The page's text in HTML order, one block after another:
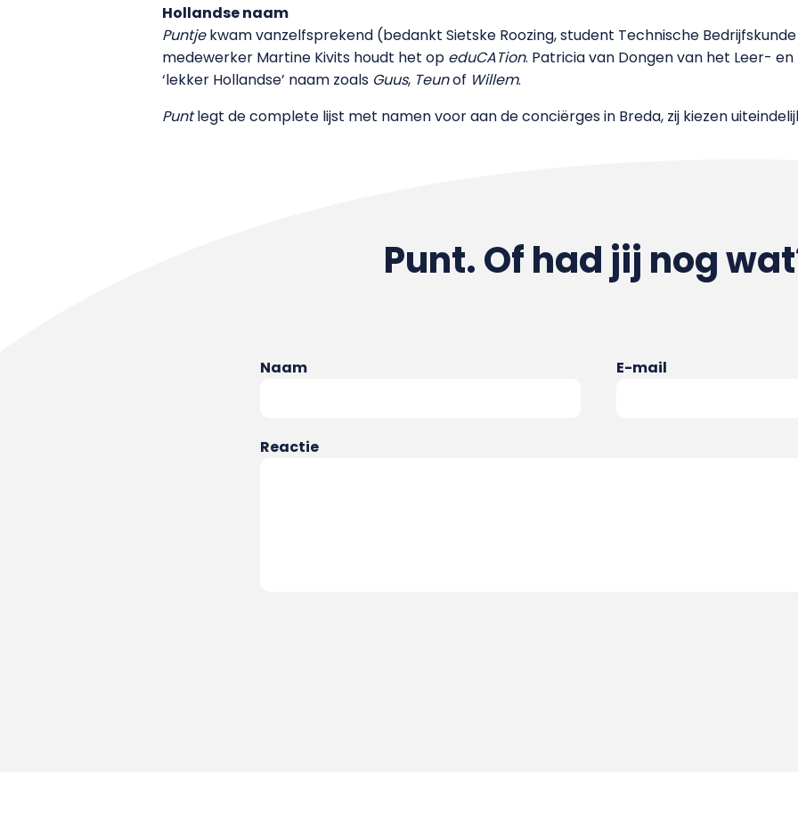
Hollandse naam
Puntjekwam vanzelfsprekend (bedankt Sietske Roozing, student Technische
medewerker Martine Kivits houdt het op eduCATion. Patricia van Dongen van het Leer-
‘lekker Hollandse’ naam zoals Guus, Teunof Willem.
Puntlegt de complete lijst met namen voor aan de conciërges in Breda, zij kiezen
Punt. Of had jij nog
Naam E-mail
Reactie